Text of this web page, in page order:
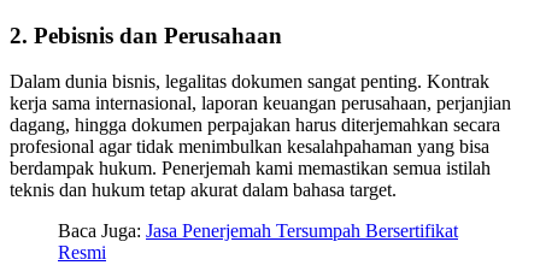
2. Pebisnis dan Perusahaan
Dalam dunia bisnis, legalitas dokumen sangat penting. Kontrak
kerja sama internasional, laporan keuangan perusahaan, perjanjian
dagang, hingga dokumen perpajakan harus diterjemahkan secara
profesional agar tidak menimbulkan kesalahpahaman yang bisa
berdampak hukum. Penerjemah kami memastikan semua istilah
teknis dan hukum tetap akurat dalam bahasa target.
Baca Juga: Jasa Penerjemah Tersumpah Bersertifikat
Resmi